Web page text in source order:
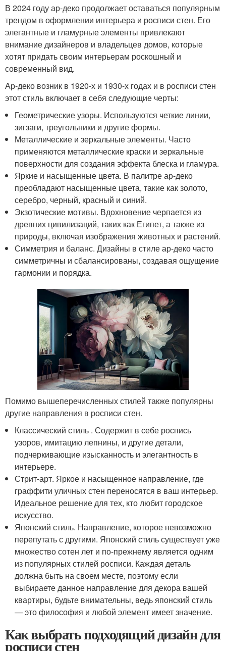
В 2024 году ар-деко продолжает оставаться популярным
трендом в оформлении интерьера и росписи стен. Его
элегантные и гламурные элементы привлекают
внимание дизайнеров и владельцев домов, которые
хотят придать своим интерьерам роскошный и
современный вид.
Ар-деко возник в 1920-х и 1930-х годах и в росписи стен
этот стиль включает в себя следующие черты:
Геометрические узоры. Используются четкие линии,
зигзаги, треугольники и другие формы.
Металлические и зеркальные элементы. Часто
применяются металлические краски и зеркальные
поверхности для создания эффекта блеска и гламура.
Яркие и насыщенные цвета. В палитре ар-деко
преобладают насыщенные цвета, такие как золото,
серебро, черный, красный и синий.
Экзотические мотивы. Вдохновение черпается из
древних цивилизаций, таких как Египет, а также из
природы, включая изображения животных и растений.
Симметрия и баланс. Дизайны в стиле ар-деко часто
симметричны и сбалансированы, создавая ощущение
гармонии и порядка.
Помимо вышеперечисленных стилей также популярны
другие направления в росписи стен.
Классический стиль . Содержит в себе роспись
узоров, имитацию лепнины, и другие детали,
подчеркивающие изысканность и элегантность в
интерьере.
Стрит-арт. Яркое и насыщенное направление, где
граффити уличных стен переносятся в ваш интерьер.
Идеальное решение для тех, кто любит городское
искусство.
Японский стиль. Направление, которое невозможно
перепутать с другими. Японский стиль существует уже
множество сотен лет и по-прежнему является одним
из популярных стилей росписи. Каждая деталь
должна быть на своем месте, поэтому если
выбираете данное направление для декора вашей
квартиры, будьте внимательны, ведь японский стиль
— это философия и любой элемент имеет значение.
Как выбрать подходящий дизайн для
росписи стен